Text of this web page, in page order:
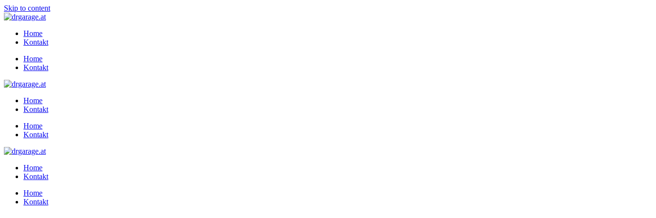
Skip to content
Home
Kontakt
Home
Kontakt
Home
Kontakt
Home
Kontakt
Home
Kontakt
Home
Kontakt